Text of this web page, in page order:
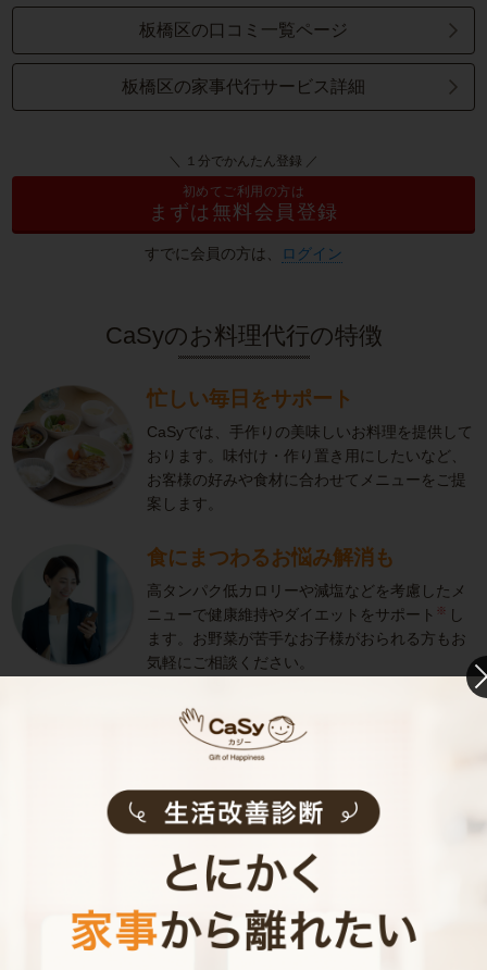
板橋区の口コミ一覧ページ
板橋区の家事代行サービス詳細
＼ １分でかんたん登録 ／
初めてご利用の方は
まずは無料会員登録
すでに会員の方は、 ログイン
CaSyのお料理代行の特徴
忙しい毎日をサポート
CaSyでは、手作りの美味しいお料理を提供して
おります。味付け・作り置き用にしたいなど、
お客様の好みや食材に合わせてメニューをご提
案します。
食にまつわるお悩み解消も
高タンパク低カロリーや減塩などを考慮したメ
ニューで健康維持やダイエットをサポート ※ し
ます。お野菜が苦手なお子様がおられる方もお
気軽にご相談ください。
きめ細やかなサービス
ービスを実施。お客様のご要望に沿ったきめ細
やかなサービスで、健やかな生活をサポートし
ます。
お料理代行のサービス内容